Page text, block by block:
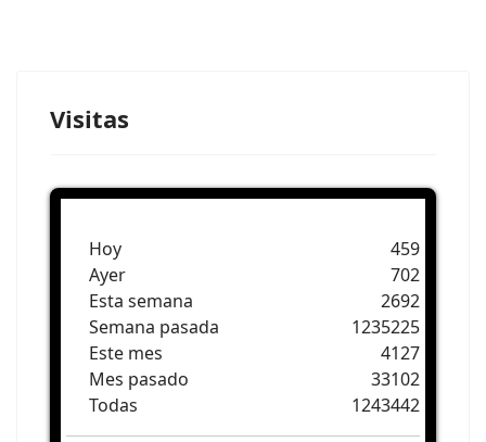
Visitas
Hoy
Ayer
Esta semana
Semana pasada
Este mes
Mes pasado
Todas
459
702
2692
1235225
4127
33102
1243442